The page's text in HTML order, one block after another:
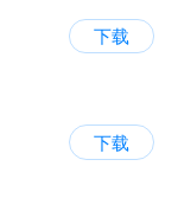
下载
下载